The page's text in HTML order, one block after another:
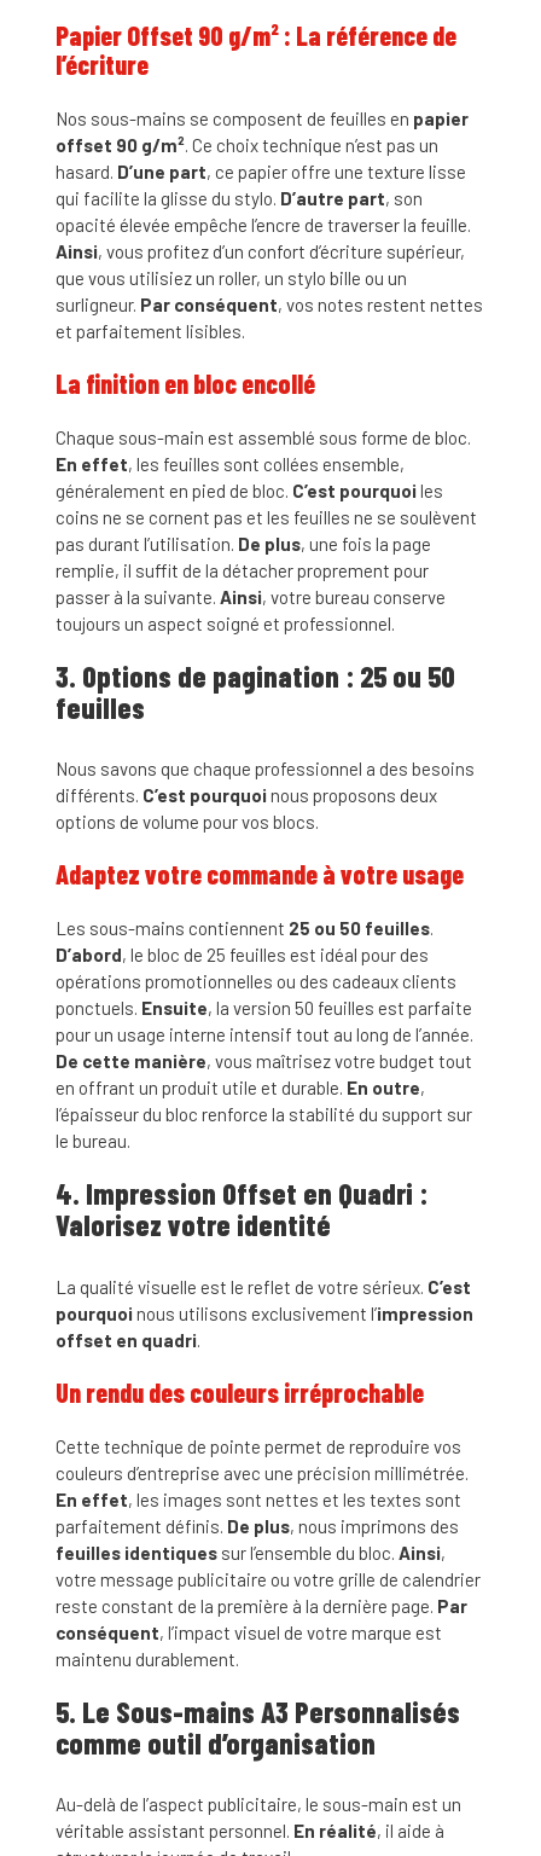
Papier Offset 90 g/m² : La référence de
l’écriture
Nos sous-mains se composent de feuilles en papier
offset 90 g/m². Ce choix technique n’est pas un
hasard. D’une part, ce papier offre une texture lisse
qui facilite la glisse du stylo. D’autre part, son
opacité élevée empêche l’encre de traverser la feuille.
Ainsi, vous profitez d’un confort d’écriture supérieur,
que vous utilisiez un roller, un stylo bille ou un
surligneur. Par conséquent, vos notes restent nettes
et parfaitement lisibles.
La finition en bloc encollé
Chaque sous-main est assemblé sous forme de bloc.
En effet, les feuilles sont collées ensemble,
généralement en pied de bloc. C’est pourquoiles
coins ne se cornent pas et les feuilles ne se soulèvent
pas durant l’utilisation. De plus, une fois la page
remplie, il suffit de la détacher proprement pour
passer à la suivante. Ainsi, votre bureau conserve
toujours un aspect soigné et professionnel.
3. Options de pagination : 25 ou 50
feuilles
Nous savons que chaque professionnel a des besoins
différents. C’est pourquoinous proposons deux
options de volume pour vos blocs.
Adaptez votre commande à votre usage
Les sous-mains contiennent 25 ou 50 feuilles.
D’abord, le bloc de 25 feuilles est idéal pour des
opérations promotionnelles ou des cadeaux clients
ponctuels. Ensuite, la version 50 feuilles est parfaite
pour un usage interne intensif tout au long de l’année.
De cette manière, vous maîtrisez votre budget tout
en offrant un produit utile et durable. En outre,
l’épaisseur du bloc renforce la stabilité du support sur
le bureau.
4. Impression Offset en Quadri :
Valorisez votre identité
La qualité visuelle est le reflet de votre sérieux. C’est
pourquoinous utilisons exclusivement l’impression
offset en quadri.
Un rendu des couleurs irréprochable
Cette technique de pointe permet de reproduire vos
couleurs d’entreprise avec une précision millimétrée.
En effet, les images sont nettes et les textes sont
parfaitement définis. De plus, nous imprimons des
feuilles identiquessur l’ensemble du bloc. Ainsi,
votre message publicitaire ou votre grille de calendrier
reste constant de la première à la dernière page. Par
conséquent, l’impact visuel de votre marque est
maintenu durablement.
5. Le Sous-mains A3 Personnalisés
comme outil d’organisation
Au-delà de l’aspect publicitaire, le sous-main est un
véritable assistant personnel. En réalité, il aide à